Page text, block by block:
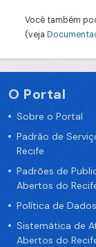
Você também
(veja
O Portal
Sobre o Portal
Padrão de
Recife
Padrões de
Abertos do
Política de
Sistemática de
Abertos do